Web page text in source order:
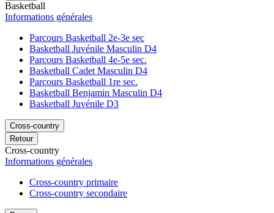
Basketball
Informations générales
Parcours Basketball 2e-3e sec
Basketball Juvénile Masculin D4
Parcours Basketball 4e-5e sec.
Basketball Cadet Masculin D4
Parcours Basketball 1re sec.
Basketball Benjamin Masculin D4
Basketball Juvénile D3
Cross-country
Retour
Cross-country
Informations générales
Cross-country primaire
Cross-country secondaire